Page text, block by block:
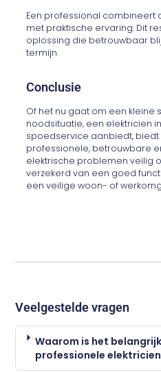
Een professional combineert
met praktische ervaring. Dit
oplossing die betrouwbaar
termijn.
Conclusie
Of het nu gaat om een kleine
noodsituatie, een elektricien
spoedservice aanbiedt, biedt
professionele, betrouwbare
elektrische problemen veilig
verzekerd van een goed
een veilige woon- of
Veelgestelde vragen
Waarom is het
professionele